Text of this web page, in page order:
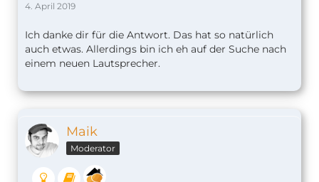
4. April 2019
Ich danke dir für die Antwort. Das hat so natürlich
auch etwas. Allerdings bin ich eh auf der Suche nach
einem neuen Lautsprecher.
Maik
Moderator